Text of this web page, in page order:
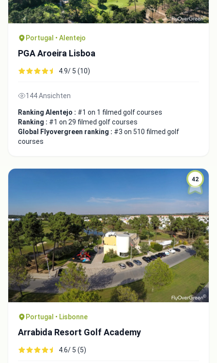
Portugal • Alentejo
PGA Aroeira Lisboa
4.9/ 5 (10)
144 Ansichten
Ranking Alentejo : #1 on 1 filmed golf courses
Ranking : #1 on 29 filmed golf courses
Global Flyovergreen ranking : #3 on 510 filmed golf
courses
42
Portugal • Lisbonne
Arrabida Resort Golf Academy
4.6/ 5 (5)